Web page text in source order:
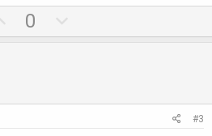
p
t
0
o
v
#3